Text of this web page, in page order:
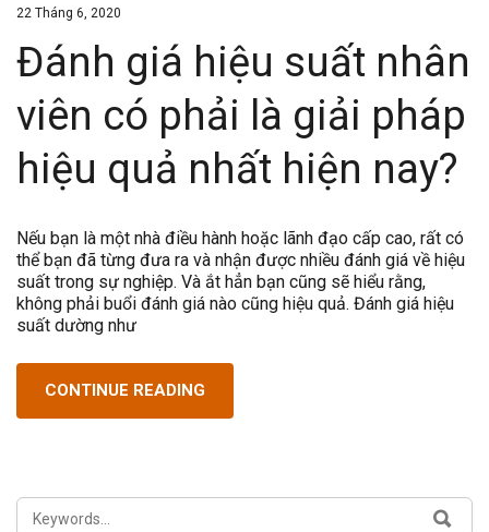
22 Tháng 6, 2020
Đánh giá hiệu suất nhân
viên có phải là giải pháp
hiệu quả nhất hiện nay?
Nếu bạn là một nhà điều hành hoặc lãnh đạo cấp cao, rất có
thể bạn đã từng đưa ra và nhận được nhiều đánh giá về hiệu
suất trong sự nghiệp. Và ắt hẳn bạn cũng sẽ hiểu rằng,
không phải buổi đánh giá nào cũng hiệu quả. Đánh giá hiệu
suất dường như
CONTINUE READING
SEARCH
FOR: